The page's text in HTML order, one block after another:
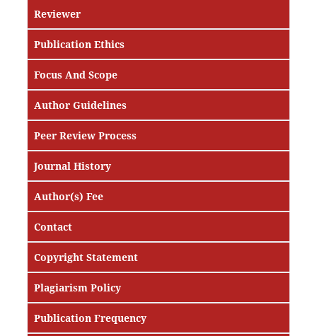
Reviewer
Publication Ethics
Focus And Scope
Author Guidelines
Peer Review Process
Journal History
Author(s) Fee
Contact
Copyright Statement
Plagiarism Policy
Publication Frequency